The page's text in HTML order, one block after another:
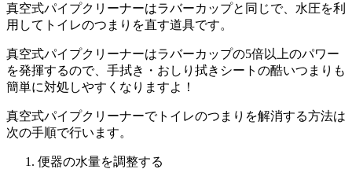
真空式パイプクリーナーはラバーカップと同じで、水圧を利
用してトイレのつまりを直す道具です。
真空式パイプクリーナーはラバーカップの5倍以上のパワー
を発揮するので、手拭き・おしり拭きシートの酷いつまりも
簡単に対処しやすくなりますよ！
真空式パイプクリーナーでトイレのつまりを解消する方法は
次の手順で行います。
便器の水量を調整する